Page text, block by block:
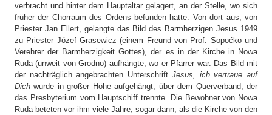
verbracht und hinter dem Hauptaltar gelagert, an der Stelle, wo sich
früher der Chorraum des Ordens befunden hatte. Von dort aus, von
Priester Jan Ellert, gelangte das Bild des Barmherzigen Jesus 1949
zu Priester Józef Grasewicz (einem Freund von Prof. Sopoćko und
Verehrer der Barmherzigkeit Gottes), der es in der Kirche in Nowa
Ruda (unweit von Grodno) aufhängte, wo er Pfarrer war. Das Bild mit
der nachträglich angebrachten UnterschriftJesus, ich vertraue auf
Dich wurde in großer Höhe aufgehängt, über dem Querverband, der
das Presbyterium vom Hauptschiff trennte. Die Bewohner von Nowa
Ruda beteten vor ihm viele Jahre, sogar dann, als die Kirche von den